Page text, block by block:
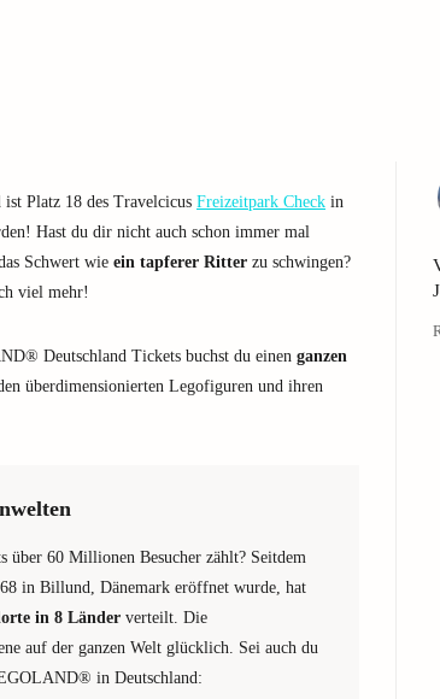
ist Platz 18 des Travelcicus Freizeitpark Check in
Hast du dir nicht auch schon immer mal
Schwert wie ein tapferer Ritter zu schwingen?
viel mehr!
Deutschland Tickets buchst du einen ganzen
überdimensionierten Legofiguren und ihren
60 Millionen Besucher zählt? Seitdem
in Billund, Dänemark eröffnet wurde, hat
in 8 Länder verteilt. Die
auf der ganzen Welt glücklich. Sei auch du
in Deutschland: